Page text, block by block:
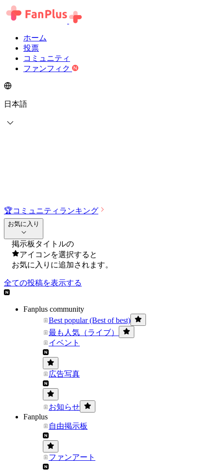
ホーム
投票
コミュニティ
ファンフィク
日本語
🏆コミュニティランキング
お気に入り
掲示板タイトルの
アイコンを選択すると
お気に入りに追加されます。
全ての投稿を表示する
Fanplus community
Best popular (Best of best)
最も人気（ライブ）
イベント
広告写真
お知らせ
Fanplus
自由掲示板
ファンアート